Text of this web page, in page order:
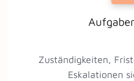
Zuständigkeiten,
Eskalationen